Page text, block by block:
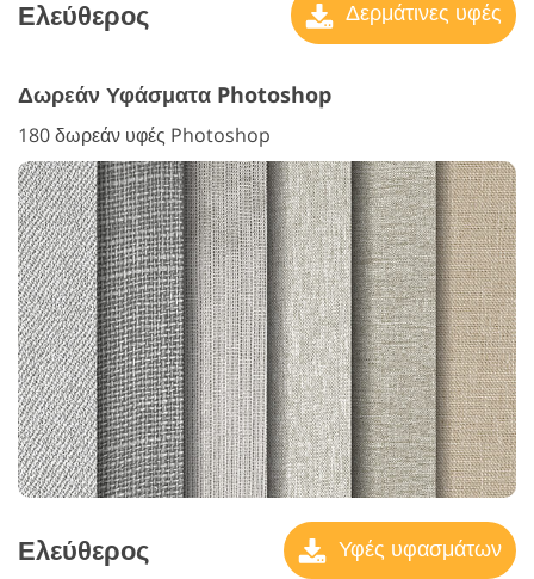
Ελεύθερος Δερμάτινες υφές
Δωρεάν Υφάσματα Photoshop
180 δωρεάν υφές Photoshop
Ελεύθερος Υφές υφασμάτων